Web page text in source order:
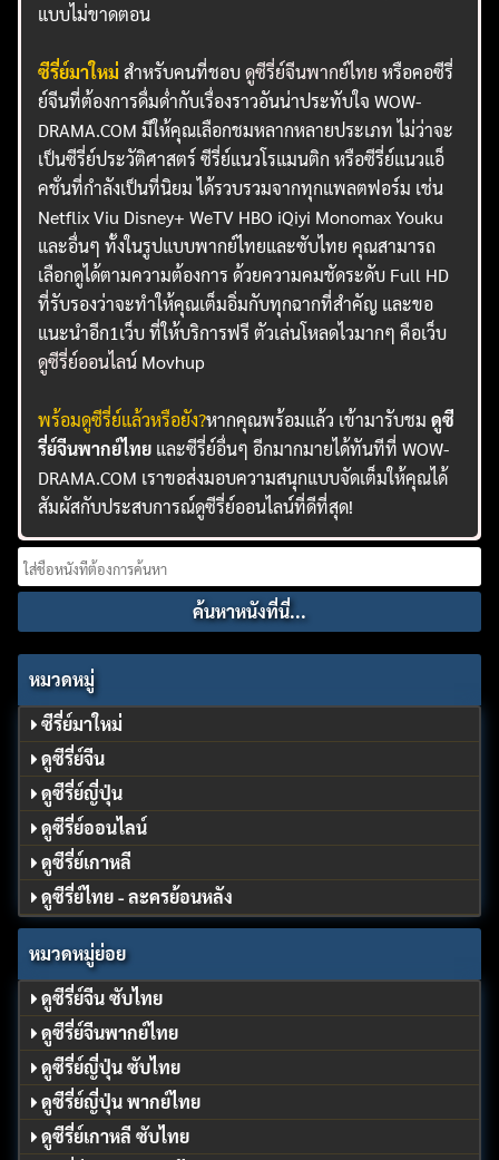
แบบไม่ขาดตอน
ซีรี่ย์มาใหม่ สำหรับคนที่ชอบดูซีรี่ย์จีนพากย์ไทย หรือคอซีรี่
ย์จีนที่ต้องการดื่มด่ำกับเรื่องราวอันน่าประทับใจ WOW-
DRAMA.COM มีให้คุณเลือกชมหลากหลายประเภท ไม่ว่าจะ
เป็นซีรี่ย์ประวัติศาสตร์ ซีรี่ย์แนวโรแมนติก หรือซีรี่ย์แนวแอ็
คชั่นที่กำลังเป็นที่นิยม ได้รวบรวมจากทุกแพลตฟอร์ม เช่น
Netflix Viu Disney+ WeTV HBO iQiyi Monomax Youku
และอื่นๆ ทั้งในรูปแบบพากย์ไทยและซับไทย คุณสามารถ
เลือกดูได้ตามความต้องการ ด้วยความคมชัดระดับ Full HD
ที่รับรองว่าจะทำให้คุณเต็มอิ่มกับทุกฉากที่สำคัญ และขอ
แนะนำอีก1เว็บ ที่ให้บริการฟรี ตัวเล่นโหลดไวมากๆ คือเว็บ
ดูซีรี่ย์ออนไลน์ Movhup
พร้อมดูซีรี่ย์แล้วหรือยัง?หากคุณพร้อมแล้ว เข้ามารับชมดูซี
รี่ย์จีนพากย์ไทย และซีรี่ย์อื่นๆ อีกมากมายได้ทันทีที่ WOW-
DRAMA.COM เราขอส่งมอบความสนุกแบบจัดเต็มให้คุณได้
สัมผัสกับประสบการณ์ดูซีรี่ย์ออนไลน์ที่ดีที่สุด!
Search
for:
หมวดหมู่
ซีรี่ย์มาใหม่
ดูซีรี่ย์จีน
ดูซีรี่ย์ญี่ปุ่น
ดูซีรี่ย์ออนไลน์
ดูซีรี่ย์เกาหลี
ดูซีรี่ย์ไทย - ละครย้อนหลัง
หมวดหมู่ย่อย
ดูซีรี่ย์จีน ซับไทย
ดูซีรี่ย์จีนพากย์ไทย
ดูซีรี่ย์ญี่ปุ่น ซับไทย
ดูซีรี่ย์ญี่ปุ่น พากย์ไทย
ดูซีรี่ย์เกาหลี ซับไทย